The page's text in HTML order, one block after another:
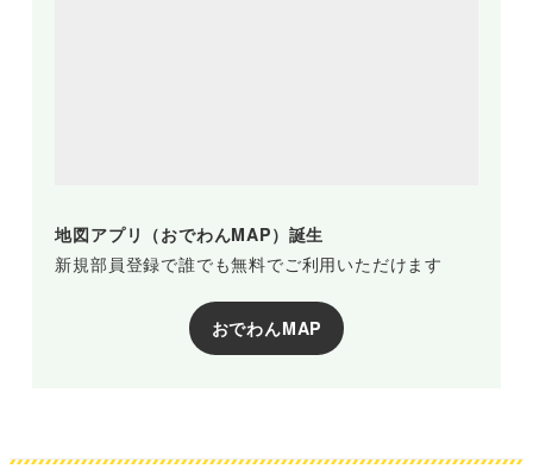
地図アプリ（おでわんMAP）誕生
新規部員登録で誰でも無料でご利用いただけます
おでわんMAP